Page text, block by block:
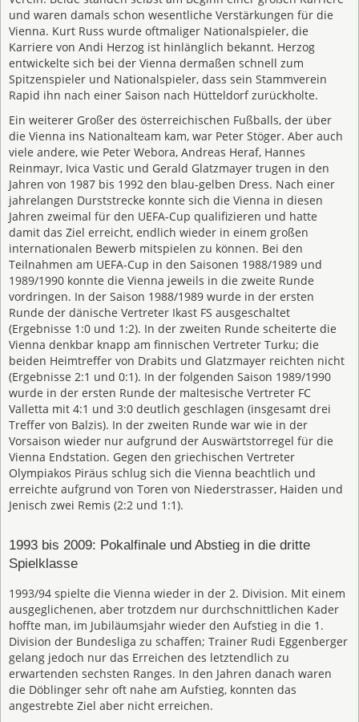
und waren damals schon wesentliche Verstärkungen für die
Vienna. Kurt Russ wurde oftmaliger Nationalspieler, die
Karriere von Andi Herzog ist hinlänglich bekannt. Herzog
entwickelte sich bei der Vienna dermaßen schnell zum
Spitzenspieler und Nationalspieler, dass sein Stammverein
Rapid ihn nach einer Saison nach Hütteldorf zurückholte.
Ein weiterer Großer des österreichischen Fußballs, der über
die Vienna ins Nationalteam kam, war Peter Stöger. Aber auch
viele andere, wie Peter Webora, Andreas Heraf, Hannes
Reinmayr, Ivica Vastic und Gerald Glatzmayer trugen in den
Jahren von 1987 bis 1992 den blau-gelben Dress. Nach einer
jahrelangen Durststrecke konnte sich die Vienna in diesen
Jahren zweimal für den UEFA-Cup qualifizieren und hatte
damit das Ziel erreicht, endlich wieder in einem großen
internationalen Bewerb mitspielen zu können. Bei den
Teilnahmen am UEFA-Cup in den Saisonen 1988/1989 und
1989/1990 konnte die Vienna jeweils in die zweite Runde
vordringen. In der Saison 1988/1989 wurde in der ersten
Runde der dänische Vertreter Ikast FS ausgeschaltet
(Ergebnisse 1:0 und 1:2). In der zweiten Runde scheiterte die
Vienna denkbar knapp am finnischen Vertreter Turku; die
beiden Heimtreffer von Drabits und Glatzmayer reichten nicht
(Ergebnisse 2:1 und 0:1). In der folgenden Saison 1989/1990
wurde in der ersten Runde der maltesische Vertreter FC
Valletta mit 4:1 und 3:0 deutlich geschlagen (insgesamt drei
Treffer von Balzis). In der zweiten Runde war wie in der
Vorsaison wieder nur aufgrund der Auswärtstorregel für die
Vienna Endstation. Gegen den griechischen Vertreter
Olympiakos Piräus schlug sich die Vienna beachtlich und
erreichte aufgrund von Toren von Niederstrasser, Haiden und
Jenisch zwei Remis (2:2 und 1:1).
1993 bis 2009: Pokalfinale und Abstieg in die dritte
Spielklasse
1993/94 spielte die Vienna wieder in der 2. Division. Mit einem
ausgeglichenen, aber trotzdem nur durchschnittlichen Kader
hoffte man, im Jubiläumsjahr wieder den Aufstieg in die 1.
Division der Bundesliga zu schaffen; Trainer Rudi Eggenberger
gelang jedoch nur das Erreichen des letztendlich zu
erwartenden sechsten Ranges. In den Jahren danach waren
die Döblinger sehr oft nahe am Aufstieg, konnten das
angestrebte Ziel aber nicht erreichen.